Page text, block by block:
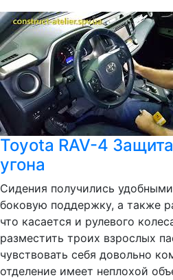
Toyota RAV-4
угона
Сидения получились
боковую поддержку, а также
что касается и рулевого
разместить троих взрослых
чувствовать себя довольно
отделение имеет неплохой